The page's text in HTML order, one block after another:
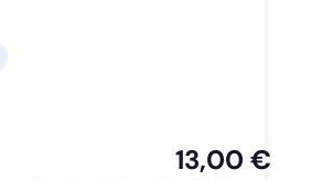
13,00 €